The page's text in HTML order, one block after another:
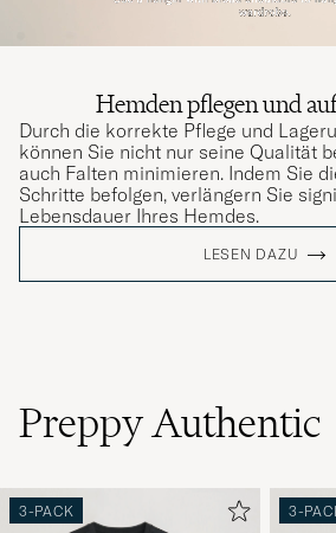
Hemden pflegen und
Durch die korrekte Pflege und
können Sie nicht nur seine Qualität
auch Falten minimieren. Indem Sie
Schritte befolgen, verlängern Sie
Lebensdauer Ihres Hemdes.
LESEN DAZU
Preppy Authentic
3-PACK 3-